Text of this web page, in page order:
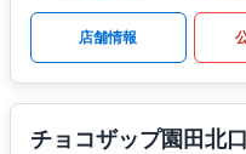
店舗情報
チョコザップ園田北